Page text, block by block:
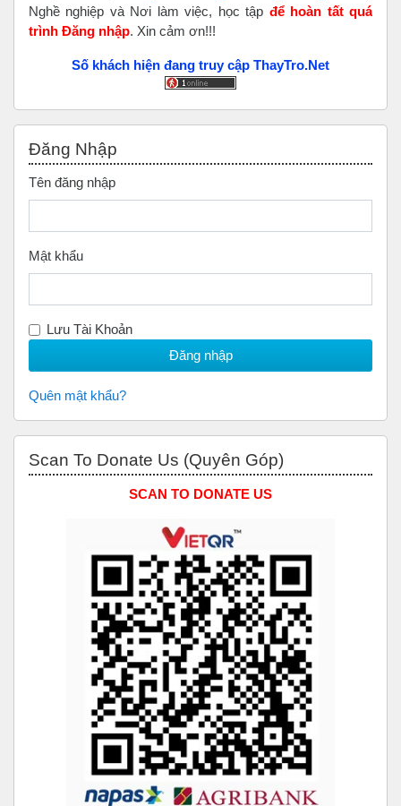
Nghề nghiệp và Nơi làm việc, học tập để hoàn tấtquá
trình Đăng nhập. Xin cảm ơn!!!
Số khách hiện đang truy cập ThayTro.Net
Đăng Nhập
Tên đăng nhập
Mật khẩu
Lưu Tài Khoản
Quên mật khẩu?
Scan To Donate Us (Quyên Góp)
SCAN TO DONATE US